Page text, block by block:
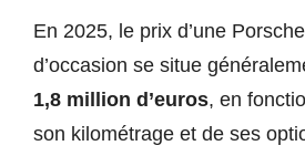
En 2025, le prix d’une
d’occasion se situe
1,8 million d’euros, en
son kilométrage et de ses